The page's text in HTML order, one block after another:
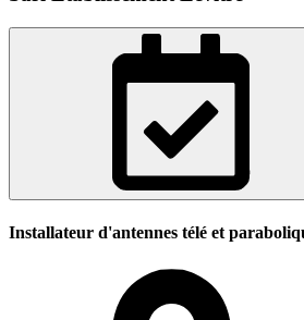
Installateur d'antennes télé et